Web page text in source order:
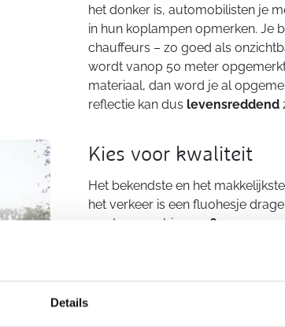
Details
het donker is, automobilisten je
in hun koplampen opmerken. Je
chauffeurs – zo goed als
wordt vanop 50 meter
materiaal, dan word je al
reflectie kan dus levensreddend
Kies voor kwaliteit
Het bekendste en het
het verkeer is een fluohesje
want ze combineren
niet elke wandelaar overtuigd
flatterende hesje te dragen. Er
mogelijkheden om op te vallen in
gadgets en accessoires die op
sleutelhangers, arm- en